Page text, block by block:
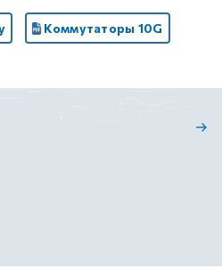
Коммутаторы 10G